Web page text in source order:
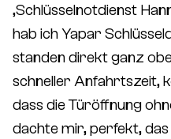
‚Schlüsselnotdienst
hab ich Yapar
standen direkt ganz
schneller Anfahrtszeit,
dass die Türöffnung
dachte mir, perfekt, das